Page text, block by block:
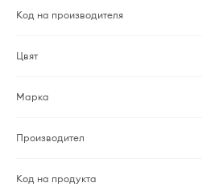
Код на производителя
Цвят
Марка
Производител
Код на продукта